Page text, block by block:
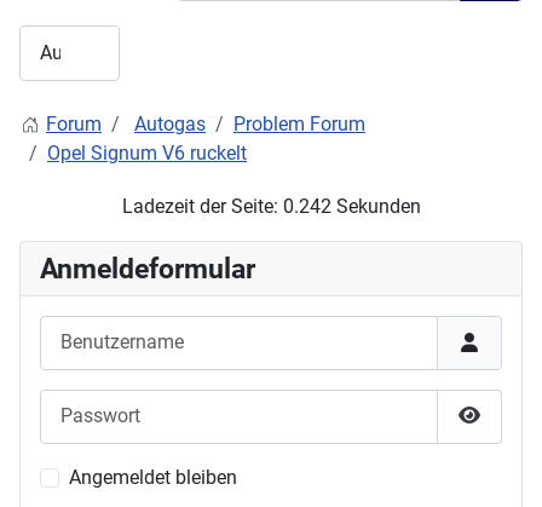
Forum Autogas
Problem Forum
Opel Signum V6 ruckelt
Ladezeit der Seite: 0.242 Sekunden
Anmeldeformular
Passwort
Angemeldet bleiben